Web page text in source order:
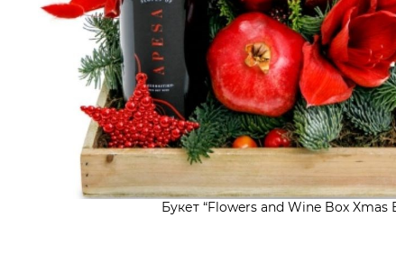
Букет “Flowers and Wine Box Xmas